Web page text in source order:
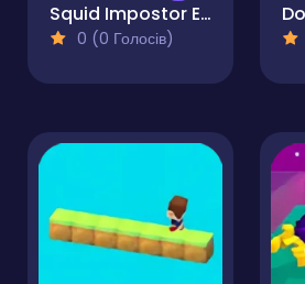
Squid Impostor Escape
0 (0 Голосів)